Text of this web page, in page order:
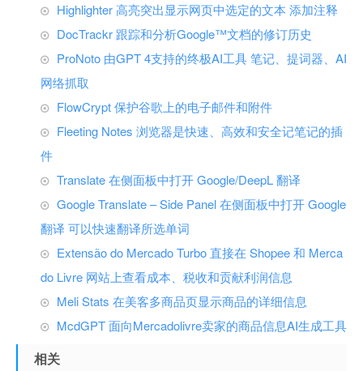
Highlighter 高亮突出显示网页中选定的文本 添加注释
DocTrackr 跟踪和分析Google™文档的修订历史
ProNoto 由GPT 4支持的终极AI工具 笔记、提词器、AI
网络抓取
FlowCrypt 保护谷歌上的电子邮件和附件
Fleeting Notes 浏览器是快速、高效和安全记笔记的插
件
Translate 在侧面板中打开 Google/DeepL 翻译
Google Translate – Side Panel 在侧面板中打开 Google
翻译 可以快速翻译所选单词
Extensão do Mercado Turbo 直接在 Shopee 和 Merca
do Livre 网站上查看成本、税收和贡献利润信息
Meli Stats 在美客多商品页显示商品的详细信息
McdGPT 面向Mercadolivre卖家的商品信息AI生成工具
相关